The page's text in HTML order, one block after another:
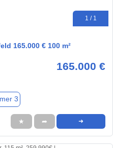
1 / 1
165.000 € 100 m²
165.000 €
3
★ ➦ ➜